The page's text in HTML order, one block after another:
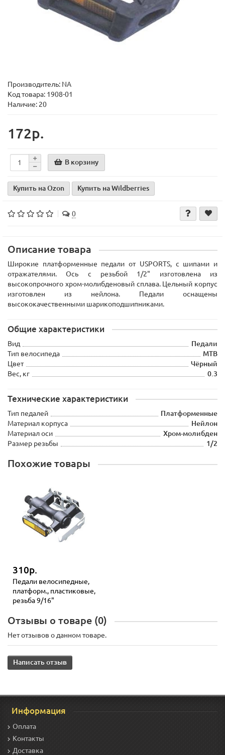
Производитель: NA
Код товара: 1908-01
Наличие: 20
172р.
В корзину
Купить на Ozon Купить на Wildberries
0
Описание товара
Широкие платформенные педали от USPORTS, с шипами и
отражателями. Ось с резьбой 1/2" изготовлена из
высокопрочного хром-молибденовый сплава. Цельный корпус
изготовлен из нейлона. Педали оснащены
высококачественными шарикоподшипниками.
Общие характеристики
Вид
Педали
Тип велосипеда
MTB
Цвет
Чёрный
Вес, кг
0.3
Технические характеристики
Тип педалей
Платформенные
Материал корпуса
Нейлон
Материал оси
Хром-молибден
Размер резьбы
1/2
Похожие товары
310р.
Педали велосипедные,
платформ., пластиковые,
резьба 9/16"
Отзывы о товаре (0)
Нет отзывов о данном товаре.
Написать отзыв
Информация
Оплата
Контакты
Доставка